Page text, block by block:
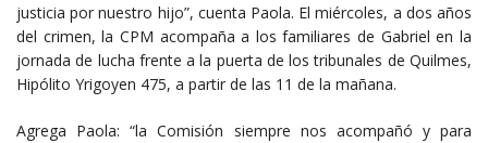
justicia por nuestro hijo”, cuenta Paola. El miércoles, a dos años
del crimen, la CPM acompaña a los familiares de Gabriel en la
jornada de lucha frente a la puerta de los tribunales de Quilmes,
Hipólito Yrigoyen 475, a partir de las 11 de la mañana.
Agrega Paola: “la Comisión siempre nos acompañó y para